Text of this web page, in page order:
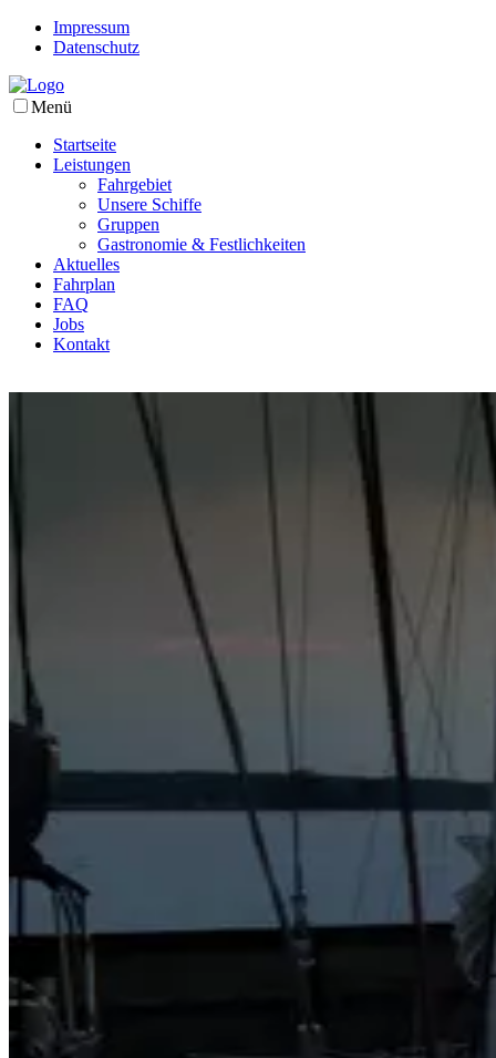
Impressum
Datenschutz
Menü
Startseite
Leistungen
Fahrgebiet
Unsere Schiffe
Gruppen
Gastronomie & Festlichkeiten
Aktuelles
Fahrplan
FAQ
Jobs
Kontakt